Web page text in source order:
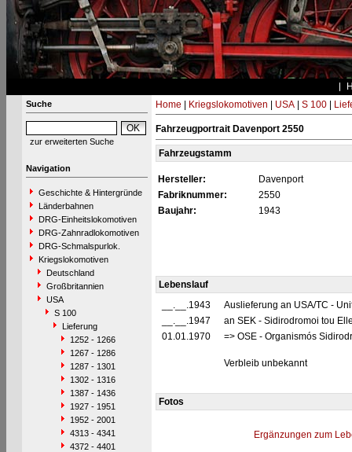
Suche
zur erweiterten Suche
Navigation
Geschichte & Hintergründe
Länderbahnen
DRG-Einheitslokomotiven
DRG-Zahnradlokomotiven
DRG-Schmalspurlok.
Kriegslokomotiven
Deutschland
Großbritannien
USA
S 100
Lieferung
1252 - 1266
1267 - 1286
1287 - 1301
1302 - 1316
1387 - 1436
1927 - 1951
1952 - 2001
4313 - 4341
4372 - 4401
Home Kriegslokomotiven USA| S 100|
Fahrzeugportrait Davenport 2550
Fahrzeugstamm
Hersteller:
Davenport
Fabriknummer:
2550
Baujahr:
1943
Lebenslauf
__.__.1943
Auslieferung an USA/TC -
__.__.1947
an SEK - Sidirodromoi tou
01.01.1970
=> OSE - Organismós
Verbleib unbekannt
Fotos
Ergänzungen zum